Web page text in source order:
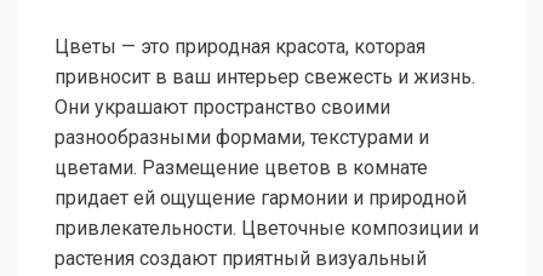
Цветы — это природная красота, которая
привносит в ваш интерьер свежесть и жизнь.
Они украшают пространство своими
разнообразными формами, текстурами и
цветами. Размещение цветов в комнате
придает ей ощущение гармонии и природной
привлекательности. Цветочные композиции и
растения создают приятный визуальный